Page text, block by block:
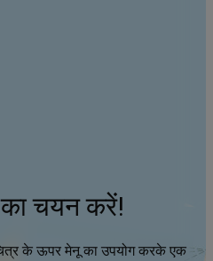
चयन करें!
के ऊपर मेनू का उपयोग करके एक